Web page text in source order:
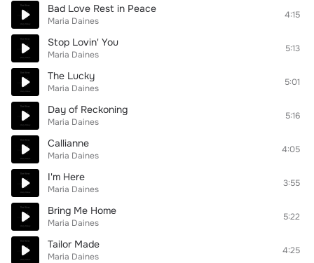
Bad Love Rest in Peace
Maria Daines
4:15
Stop Lovin' You
Maria Daines
5:13
The Lucky
Maria Daines
5:01
Day of Reckoning
Maria Daines
5:16
Callianne
Maria Daines
4:05
I'm Here
Maria Daines
3:55
Bring Me Home
Maria Daines
5:22
Tailor Made
Maria Daines
4:25